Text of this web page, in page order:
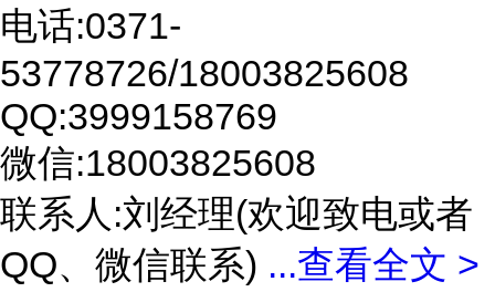
电话:0371-
53778726/18003825608
QQ:3999158769
微信:18003825608
联系人:刘经理(欢迎致电或者
QQ、微信联系) ...查看全文 >